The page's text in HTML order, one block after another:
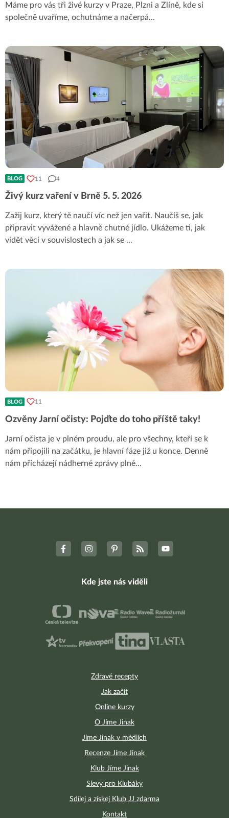
Máme pro vás tři živé kurzy v Praze, Plzni a Zlíně, kde si
společně uvaříme, ochutnáme a načerpá...
BLOG 11 4
Živý kurz vaření v Brně 5. 5. 2026
Zažij kurz, který tě naučí víc než jen vařit. Naučíš se, jak
připravit vyvážené a hlavně chutné jídlo. Ukážeme ti, jak
vidět věci v souvislostech a jak se ...
BLOG 11
Ozvěny Jarní očisty: Pojďte do toho příště taky!
Jarní očista je v plném proudu, ale pro všechny, kteří se k
nám připojili na začátku, je hlavní fáze již u konce. Denně
nám přicházejí nádherné zprávy plné...
Zdravé recepty
Jak začít
Online kurzy
O Jíme Jinak
Jíme Jinak v médiích
Recenze Jíme Jinak
Klub Jíme Jinak
Slevy pro Klubáky
Sdílej a získej Klub JJ zdarma
Kontakt
Kde jste nás viděli